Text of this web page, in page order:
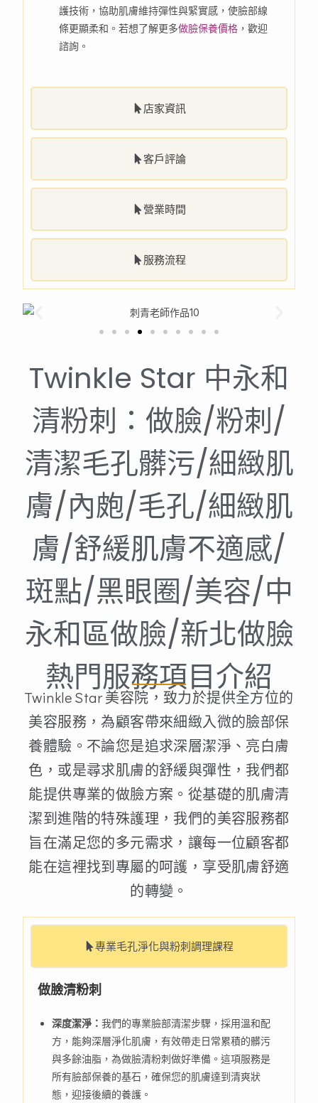
店家資訊
客戶評論
營業時間
服務流程
護技術，協助肌膚維持彈性與緊實感，使臉部線
條更顯柔和。若想了解更多做臉保養價格 ，歡迎
諮詢。
Twinkle Star 中永和
清粉刺：做臉/粉刺/
清潔毛孔髒污/細緻肌
膚/內皰/毛孔/細緻肌
膚/舒緩肌膚不適感/
斑點/黑眼圈/美容/中
永和區做臉/新北做臉
熱門服務項目介紹
Twinkle Star 美容院，致力於提供全方位的
美容服務，為顧客帶來細緻入微的臉部保
養體驗。不論您是追求深層潔淨、亮白膚
色，或是尋求肌膚的舒緩與彈性，我們都
能提供專業的做臉方案。從基礎的肌膚清
潔到進階的特殊護理，我們的美容服務都
旨在滿足您的多元需求，讓每一位顧客都
能在這裡找到專屬的呵護，享受肌膚舒適
的轉變。
專業毛孔淨化與粉刺調理課程
做臉清粉刺
深度潔淨：我們的專業臉部清潔步驟，採用溫和配
方，能夠深層淨化肌膚，有效帶走日常累積的髒污
與多餘油脂，為做臉清粉刺做好準備。這項服務是
所有臉部保養的基石，確保您的肌膚達到清爽狀
態，迎接後續的養護。